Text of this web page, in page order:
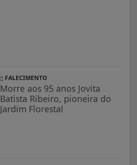
FALECIMENTO
Morre aos 95 anos Jovita
Batista Ribeiro, pioneira do
Jardim Florestal